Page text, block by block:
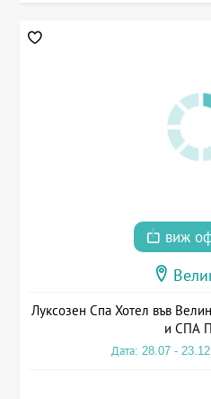
виж
Луксозен Спа Хотел във
и СПА
Дата: 28.07 -